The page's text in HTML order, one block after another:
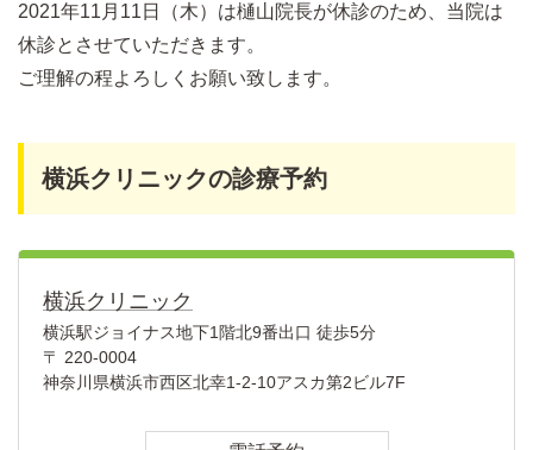
2021年11月11日（木）は樋山院長が休診のため、当院は
休診とさせていただきます。
ご理解の程よろしくお願い致します。
横浜クリニックの診療予約
横浜クリニック
横浜駅ジョイナス地下1階北9番出口 徒歩5分
〒 220-0004
神奈川県横浜市西区北幸1-2-10アスカ第2ビル7F